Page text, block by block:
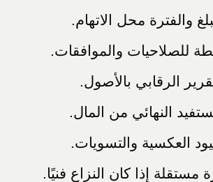
والفترة محل الاتهام.
للصلاحيات والموافقات.
الرقابي بالأصول.
النهائي من المال.
العكسية والتسويات.
إذا كان النزاع فنيًا.